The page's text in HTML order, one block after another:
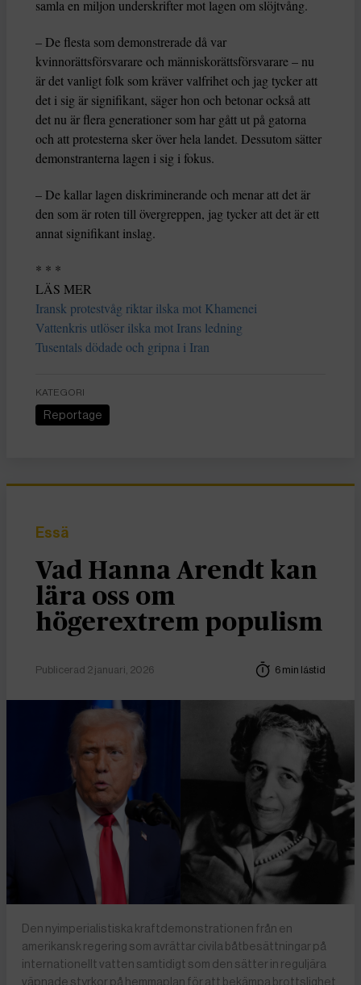
samla en miljon underskrifter mot lagen om slöjtvång.
– De flesta som demonstrerade då var
kvinnorättsförsvarare och människorättsförsvarare – nu
är det vanligt folk som kräver valfrihet och jag tycker att
det i sig är signifikant, säger hon och betonar också att
det nu är flera generationer som har gått ut på gatorna
och att protesterna sker över hela landet. Dessutom sätter
demonstranterna lagen i sig i fokus.
– De kallar lagen diskriminerande och menar att det är
den som är roten till övergreppen, jag tycker att det är ett
annat signifikant inslag.
* * *
LÄS MER
Iransk protestvåg riktar ilska mot Khamenei
Vattenkris utlöser ilska mot Irans ledning
Tusentals dödade och gripna i Iran
KATEGORI
Reportage
Essä
Vad Hanna Arendt kan
lära oss om
högerextrem populism
Publicerad 2 januari, 2026 6 min lästid
Den nyimperialistiska kraftdemonstrationen från en
amerikansk regering som avrättar civila båtbesättningar på
internationellt vatten samtidigt som den sätter in reguljära
väpnade styrkor på hemmaplan för att bekämpa brottslighet